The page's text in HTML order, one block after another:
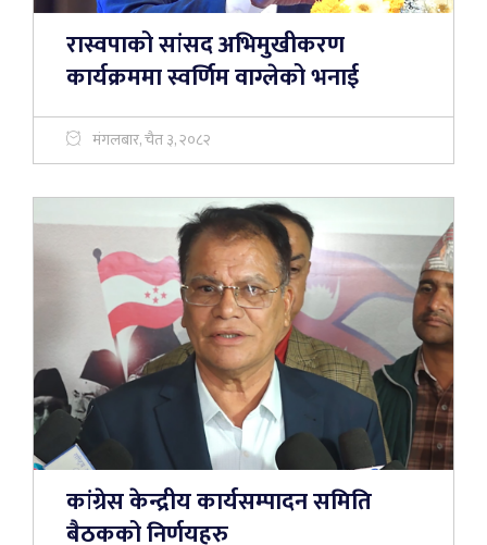
रास्वपाको सांसद अभिमुखीकरण
कार्यक्रममा स्वर्णिम वाग्लेको भनाई
मंगलबार, चैत ३, २०८२
कांग्रेस केन्द्रीय कार्यसम्पादन समिति
बैठकको निर्णयहरु